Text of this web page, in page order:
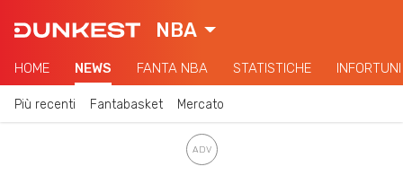
NBA
HOME NEWS FANTA NBA STATISTICHE INFORTUNI
Più recenti Fantabasket Mercato